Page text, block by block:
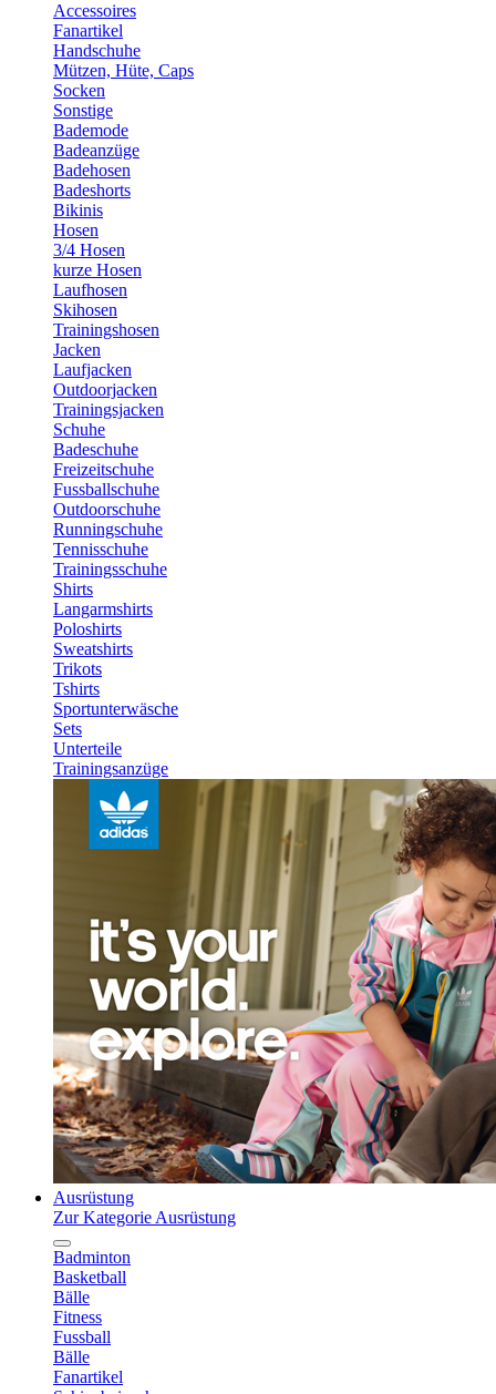
Accessoires
Fanartikel
Handschuhe
Mützen, Hüte, Caps
Socken
Sonstige
Bademode
Badeanzüge
Badehosen
Badeshorts
Bikinis
Hosen
3/4 Hosen
kurze Hosen
Laufhosen
Skihosen
Trainingshosen
Jacken
Laufjacken
Outdoorjacken
Trainingsjacken
Schuhe
Badeschuhe
Freizeitschuhe
Fussballschuhe
Outdoorschuhe
Runningschuhe
Tennisschuhe
Trainingsschuhe
Shirts
Langarmshirts
Poloshirts
Sweatshirts
Trikots
Tshirts
Sportunterwäsche
Sets
Unterteile
Trainingsanzüge
Ausrüstung
Zur Kategorie Ausrüstung
Badminton
Basketball
Bälle
Fitness
Fussball
Bälle
Fanartikel